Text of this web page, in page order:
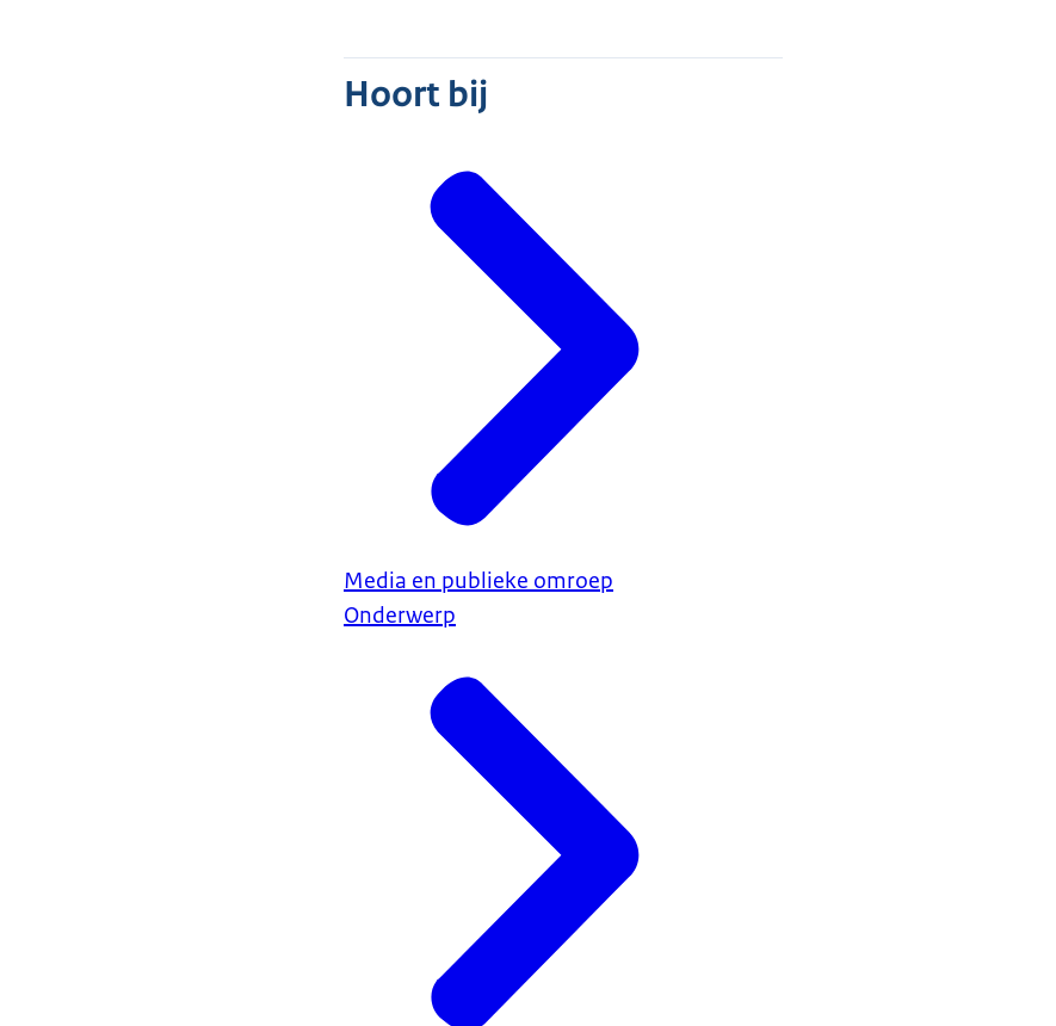
Hoort bij
Media en publieke omroep
Onderwerp